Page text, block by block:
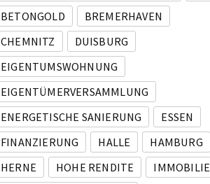
BETONGOLD
BREMERHAVEN
CHEMNITZ
DUISBURG
EIGENTUMSWOHNUNG
EIGENTÜMERVERSAMMLUNG
ENERGETISCHE SANIERUNG
ESSEN
FINANZIERUNG
HALLE
HAMBURG
HERNE
HOHE RENDITE
IMMOBILIE